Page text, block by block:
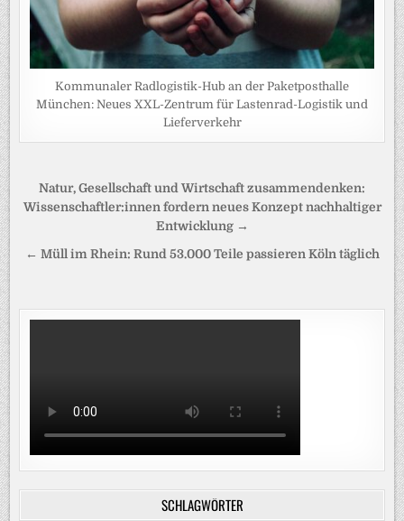
Kommunaler Radlogistik-Hub an der Paketposthalle
München: Neues XXL-Zentrum für Lastenrad-Logistik und
Lieferverkehr
Beitragsnavigation
Natur, Gesellschaft und Wirtschaft zusammendenken:
Wissenschaftler:innen fordern neues Konzept nachhaltiger
Entwicklung →
← Müll im Rhein: Rund 53.000 Teile passieren Köln täglich
SCHLAGWÖRTER